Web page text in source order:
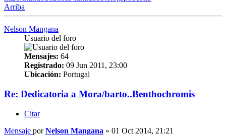
Arriba
Nelson Mangana
Usuario del foro
Mensajes: 64
Registrado: 09 Jun 2011, 23:00
Ubicación: Portugal
Re: Dedicatoria a Mora/barto..Benthochromis
Citar
Mensaje porNelson Mangana » 01 Oct 2014, 21:21